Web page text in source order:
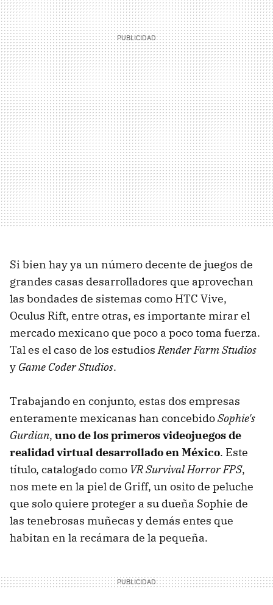
Si bien hay ya un número decente de juegos de
grandes casas desarrolladores que aprovechan
las bondades de sistemas como HTC Vive,
Oculus Rift, entre otras, es importante mirar el
mercado mexicano que poco a poco toma fuerza.
Tal es el caso de los estudiosRender Farm Studios
y Game Coder Studios.
Trabajando en conjunto, estas dos empresas
enteramente mexicanas han concebidoSophie's
Gurdian, uno de los primeros videojuegos de
realidad virtual desarrollado en México. Este
título, catalogado como VR Survival Horror FPS,
nos mete en la piel de Griff, un osito de peluche
que solo quiere proteger a su dueña Sophie de
las tenebrosas muñecas y demás entes que
habitan en la recámara de la pequeña.